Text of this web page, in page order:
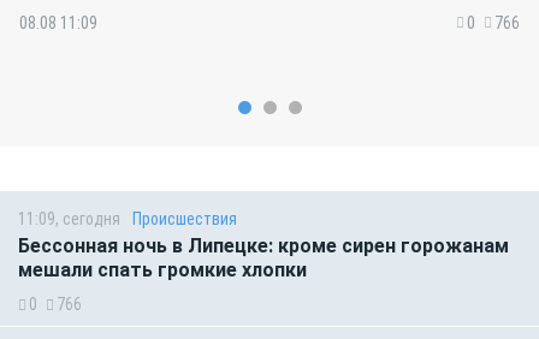
08.08 11:09 0 766
11:09, сегодня Происшествия
Бессонная ночь в Липецке: кроме сирен горожанам
мешали спать громкие хлопки
0 766